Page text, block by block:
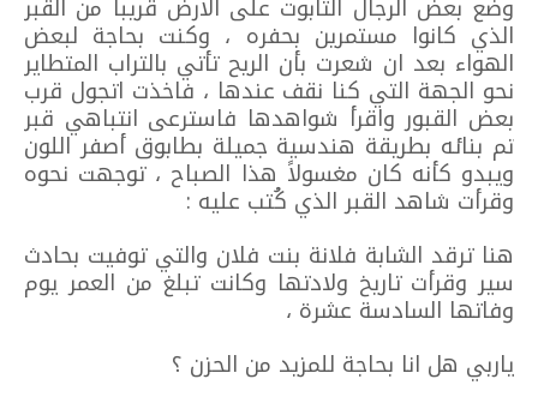
وضع بعض الرجال التابوت على الارض قريباً من القبر
الذي كانوا مستمرين بحفره ، وكنت بحاجة لبعض
الهواء بعد ان شعرت بأن الريح تأتي بالتراب المتطاير
نحو الجهة التي كنا نقف عندها ، فاخذت اتجول قرب
بعض القبور واقرأ شواهدها فاسترعى انتباهي قبر
تم بنائه بطريقة هندسية جميلة بطابوق أصفر اللون
ويبدو كأنه كان مغسولاً هذا الصباح ، توجهت نحوه
وقرأت شاهد القبر الذي كُتب عليه :
هنا ترقد الشابة فلانة بنت فلان والتي توفيت بحادث
سير وقرأت تاريخ ولادتها وكانت تبلغ من العمر يوم
وفاتها السادسة عشرة ،
ياربي هل انا بحاجة للمزيد من الحزن ؟